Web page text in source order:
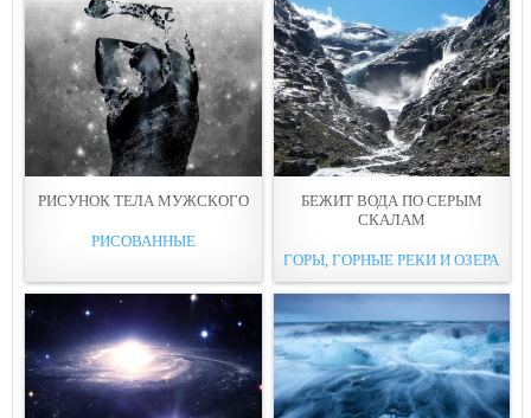
РИСУНОК ТЕЛА МУЖСКОГO
РИСОВАННЫЕ
БЕЖИТ ВОДА ПО СЕРЫМ
СКАЛAМ
ГОРЫ, ГОРНЫЕ РЕКИ И ОЗЕРА